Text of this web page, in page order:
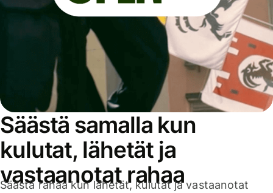
Säästä samalla kun
kulutat, lähetät ja
vastaanotat rahaa
Säästä rahaa kun lähetät, kulutat ja vastaanotat